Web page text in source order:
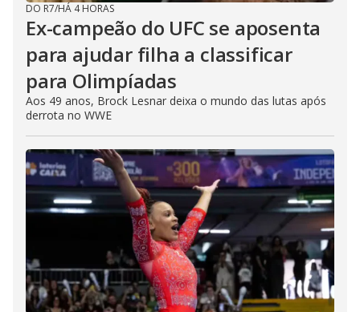
DO R7/HÁ 4 HORAS
Ex-campeão do UFC se aposenta
para ajudar filha a classificar
para Olimpíadas
Aos 49 anos, Brock Lesnar deixa o mundo das lutas após
derrota no WWE